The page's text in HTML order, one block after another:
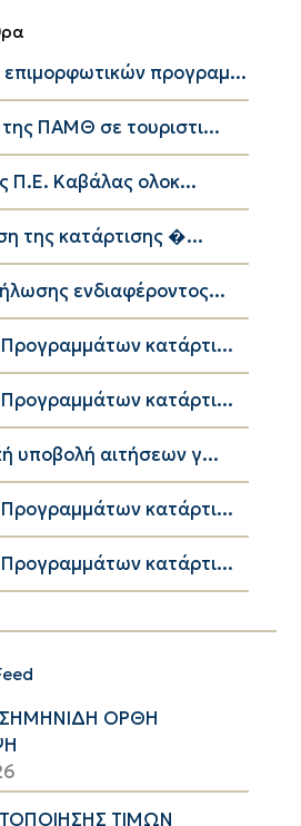
προγραμ...
ΠΑΜΘ σε τουριστι...
Π.Ε. Καβάλας ολοκ...
της κατάρτισης �...
ενδιαφέροντος...
κατάρτι...
κατάρτι...
υποβολή αιτήσεων γ...
κατάρτι...
κατάρτι...
ΟΡΘΗ
ΤΙΜΩΝ